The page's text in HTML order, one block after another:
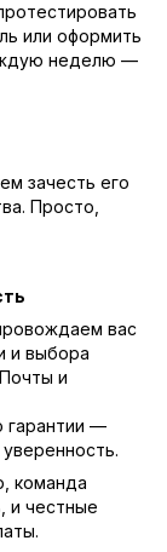
или оформить
неделю —
зачесть его
Просто,
вас
и выбора
и
гарантии —
команда
и честные